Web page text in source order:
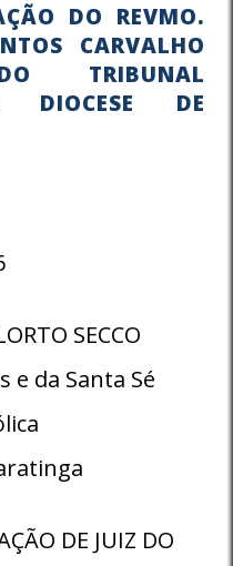
DO REVMO.
CARVALHO
TRIBUNAL
DIOCESE DE
SECCO
e da Santa Sé
DE JUIZ DO